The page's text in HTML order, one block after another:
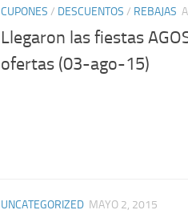
CUPONES / DESCUENTOS / REBAJAS
Llegaron las fiestas
ofertas (03-ago-15)
UNCATEGORIZED MAYO 2, 2015